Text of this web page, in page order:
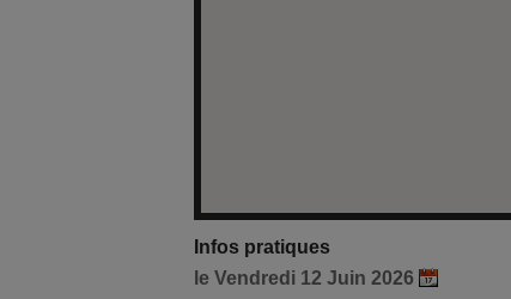
Infos pratiques
le Vendredi 12 Juin 2026